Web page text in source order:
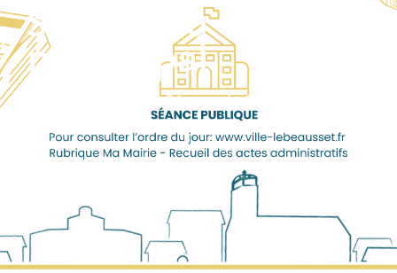
Séance du Conseil
municipal
>Séance du Conseil municipal